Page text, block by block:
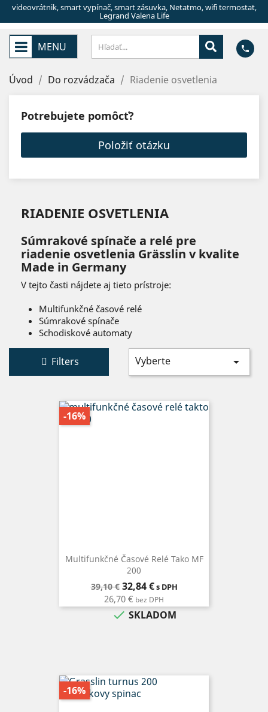
videovrátnik, smart vypínač, smart zásuvka, Netatmo, wifi termostat,
Legrand Valena Life
MENU phone
Úvod Do rozvádzača Riadenie osvetlenia
Potrebujete pomôcť?
Položiť otázku
RIADENIE OSVETLENIA
Súmrakové spínače a relé pre
riadenie osvetlenia Grässlin v kvalite
Made in Germany
V tejto časti nájdete aj tieto prístroje:
Multifunkčné časové relé
Súmrakové spínače
Schodiskové automaty
Filters Vyberte 
Multifunkčné Časové Relé Tako MF
200
Bežná
cena
39,10 € Cena
32,84 €s DPH
26,70 € bez DPH
 SKLADOM
-16%
-16%